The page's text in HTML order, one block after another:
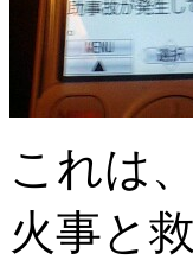
これは
火事と